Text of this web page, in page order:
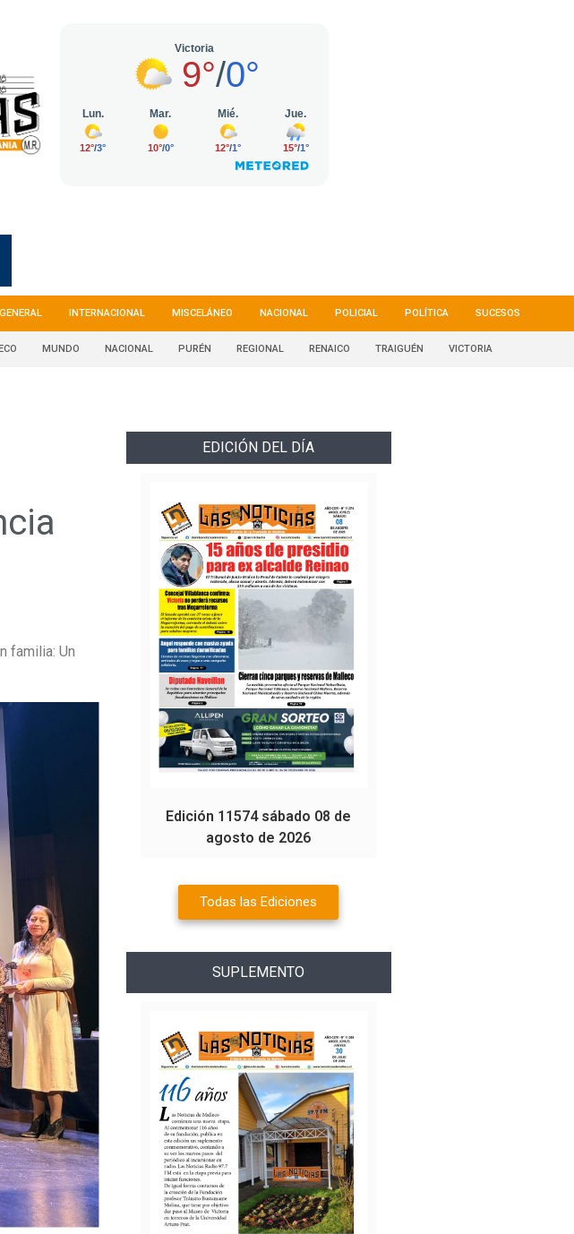
INTERNACIONAL MISCELÁNEO NACIONAL POLICIAL POLÍTICA SUCESOS
MUNDO NACIONAL PURÉN REGIONAL RENAICO TRAIGUÉN VICTORIA
familia: Un
EDICIÓN DEL DÍA
Edición 11574 sábado 08 de
agosto de 2026
Todas las Ediciones
SUPLEMENTO